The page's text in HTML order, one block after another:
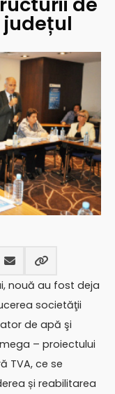
județul
nouă au fost deja
societăţii
de apă şi
– proiectului
TVA, ce se
și reabilitarea